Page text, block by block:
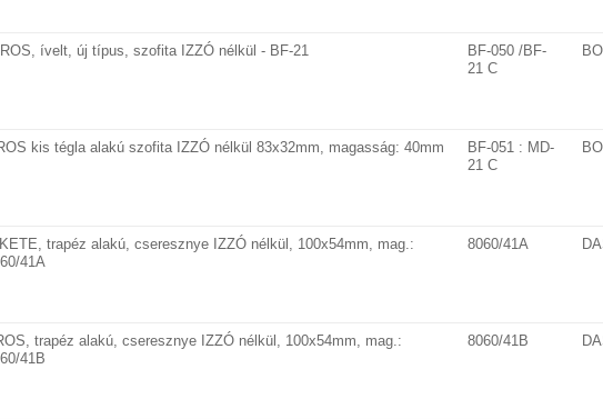
ívelt, új típus, szofita IZZÓ nélkül - BF-21
BF-050 /BF-
21 C
kis tégla alakú szofita IZZÓ nélkül 83x32mm, magasság: 40mm
BF-051 : MD-
21 C
trapéz alakú, cseresznye IZZÓ nélkül, 100x54mm, mag.:
41A
8060/41A
trapéz alakú, cseresznye IZZÓ nélkül, 100x54mm, mag.:
41B
8060/41B